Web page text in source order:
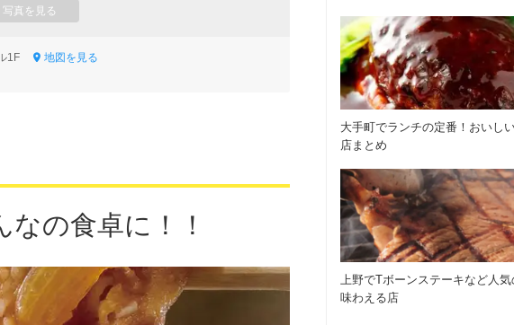
写真を見る
ル1F
地図を見る
の食卓に！！
大手町でランチの定番！おいし
店まとめ
上野でTボーンステーキなど人気
味わえる店